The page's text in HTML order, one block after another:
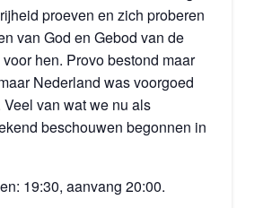
proeven en zich proberen
van God en Gebod van de
hen. Provo bestond maar
Nederland was voorgoed
van wat we nu als
beschouwen begonnen in
19:30, aanvang 20:00.